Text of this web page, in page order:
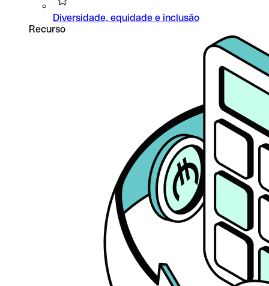
Diversidade, equidade e inclusão
Recurso